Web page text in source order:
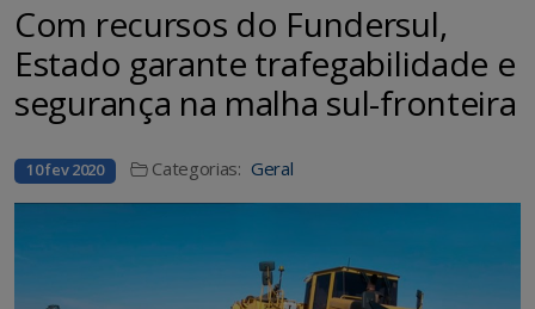
Com recursos do Fundersul,
Estado garante trafegabilidade e
segurança na malha sul-fronteira
10 fev 2020 Categorias: Geral